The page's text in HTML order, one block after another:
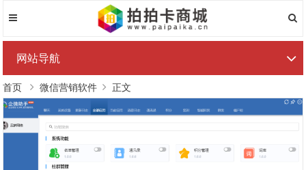
网站导航
首页 微信营销软件 正文